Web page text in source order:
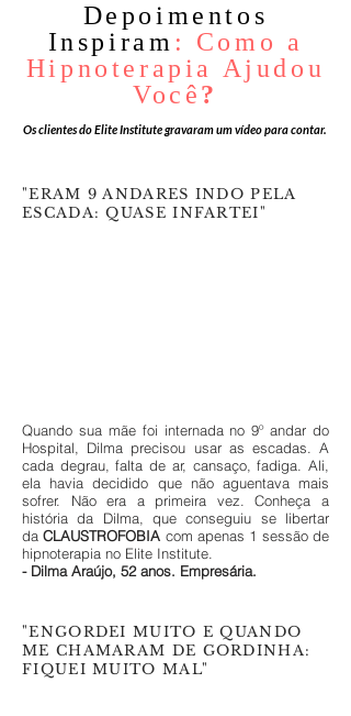
Depoimentos
Inspiram : Como a
Hipnoterapia Ajudou
Você?
Os clientes do Elite Institute gravaram um vídeo para contar.
"ERAM 9 ANDARES INDO PELA
ESCADA: QUASE INFARTEI"
Quando sua mãe foi internada no 9º andar do
Hospital, Dilma precisou usar as escadas. A
cada degrau, falta de ar, cansaço, fadiga. Ali,
ela havia decidido que não aguentava mais
sofrer. Não era a primeira vez. Conheça a
história da Dilma, que conseguiu se libertar
daCLAUSTROFOBIA com apenas 1 sessão de
hipnoterapia no Elite Institute.
- Dilma Araújo, 52 anos. Empresária.
"ENGORDEI MUITO E QUANDO
ME CHAMARAM DE GORDINHA:
FIQUEI MUITO MAL"